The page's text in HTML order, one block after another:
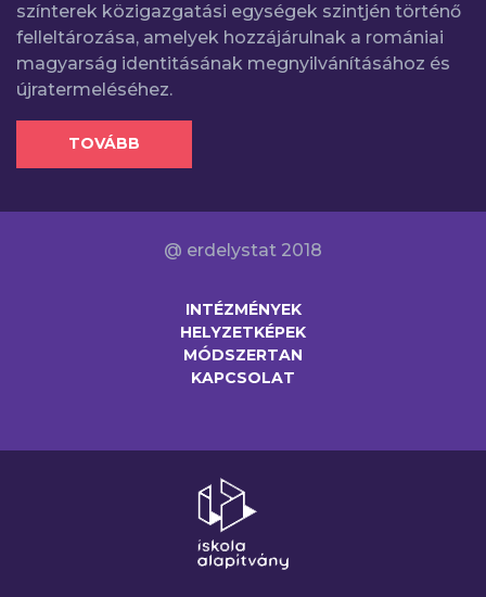
színterek közigazgatási egységek szintjén történő
felleltározása, amelyek hozzájárulnak a romániai
magyarság identitásának megnyilvánításához és
újratermeléséhez.
TOVÁBB
@ erdelystat 2018
INTÉZMÉNYEK
HELYZETKÉPEK
MÓDSZERTAN
KAPCSOLAT